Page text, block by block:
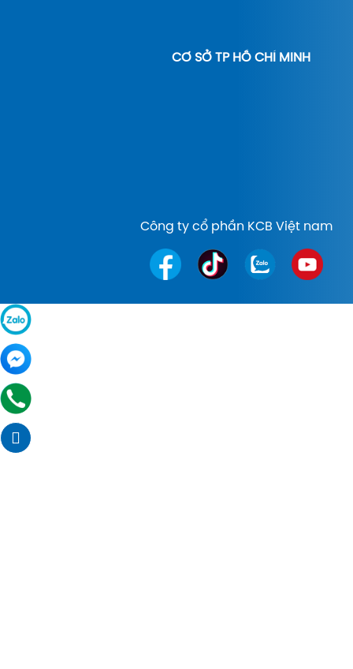
CƠ SỞ TP HỒ CHÍ MINH
Công ty cổ phần KCB Việt nam